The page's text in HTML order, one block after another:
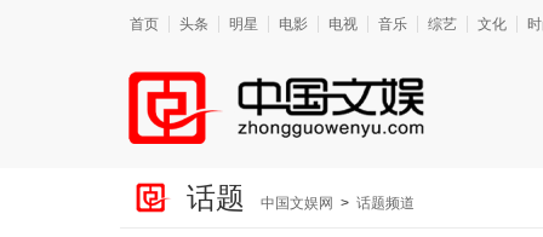
首页 头条 明星 电影 电视 音乐 综艺 文化
话题 中国文娱网 > 话题频道